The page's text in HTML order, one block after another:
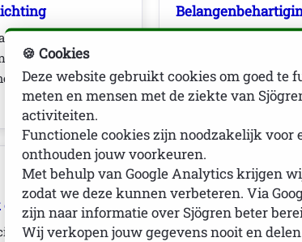
over Sjögren via
Ogenblikje, de
beleidsmakers, ook
zorgverzekeringen.
middelen
🏥
Voor
Wij informeren
🍪 Cookies
Deze website gebruikt cookies om goed te
meten en mensen met de ziekte van
activiteiten.
Functionele cookies zijn noodzakelijk voor
onthouden jouw voorkeuren.
Met behulp van Google Analytics krijgen
zodat we deze kunnen verbeteren. Via
zijn naar informatie over Sjögren beter
Wij verkopen jouw gegevens nooit en